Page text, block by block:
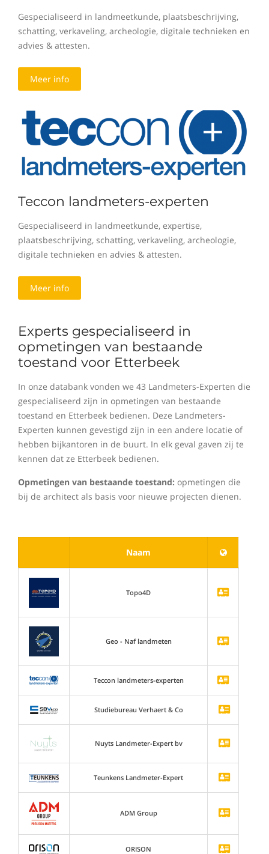
Gespecialiseerd in landmeetkunde, plaatsbeschrijving,
schatting, verkaveling, archeologie, digitale technieken en
advies & attesten.
Meer info
Teccon landmeters-experten
Gespecialiseerd in landmeetkunde, expertise,
plaatsbeschrijving, schatting, verkaveling, archeologie,
digitale technieken en advies & attesten.
Meer info
Experts gespecialiseerd in
opmetingen van bestaande
toestand voor Etterbeek
In onze databank vonden we 43 Landmeters-Experten die
gespecialiseerd zijn in opmetingen van bestaande
toestand en Etterbeek bedienen. Deze Landmeters-
Experten kunnen gevestigd zijn in een andere locatie of
hebben bijkantoren in de buurt. In elk geval gaven zij te
kennen dat ze Etterbeek bedienen.
Opmetingen van bestaande toestand: opmetingen die
bij de architect als basis voor nieuwe projecten dienen.
Naam
Topo4D
Geo - Naf landmeten
Teccon landmeters-experten
Studiebureau Verhaert & Co
Nuyts Landmeter-Expert bv
Teunkens Landmeter-Expert
ADM Group
ORISON